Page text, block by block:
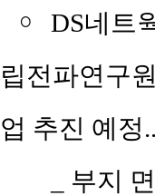
￮
DS네트
립전파연구
업 추진 예정
_ 부지